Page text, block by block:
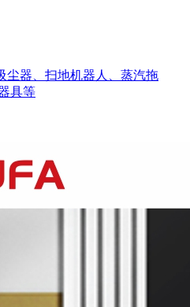
尘器、扫地机器人、蒸汽拖
具等